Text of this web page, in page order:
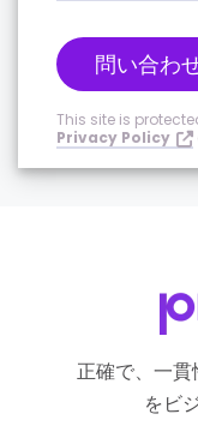
問い合わ
This site is
Privacy Policy
正確で、一
をビ